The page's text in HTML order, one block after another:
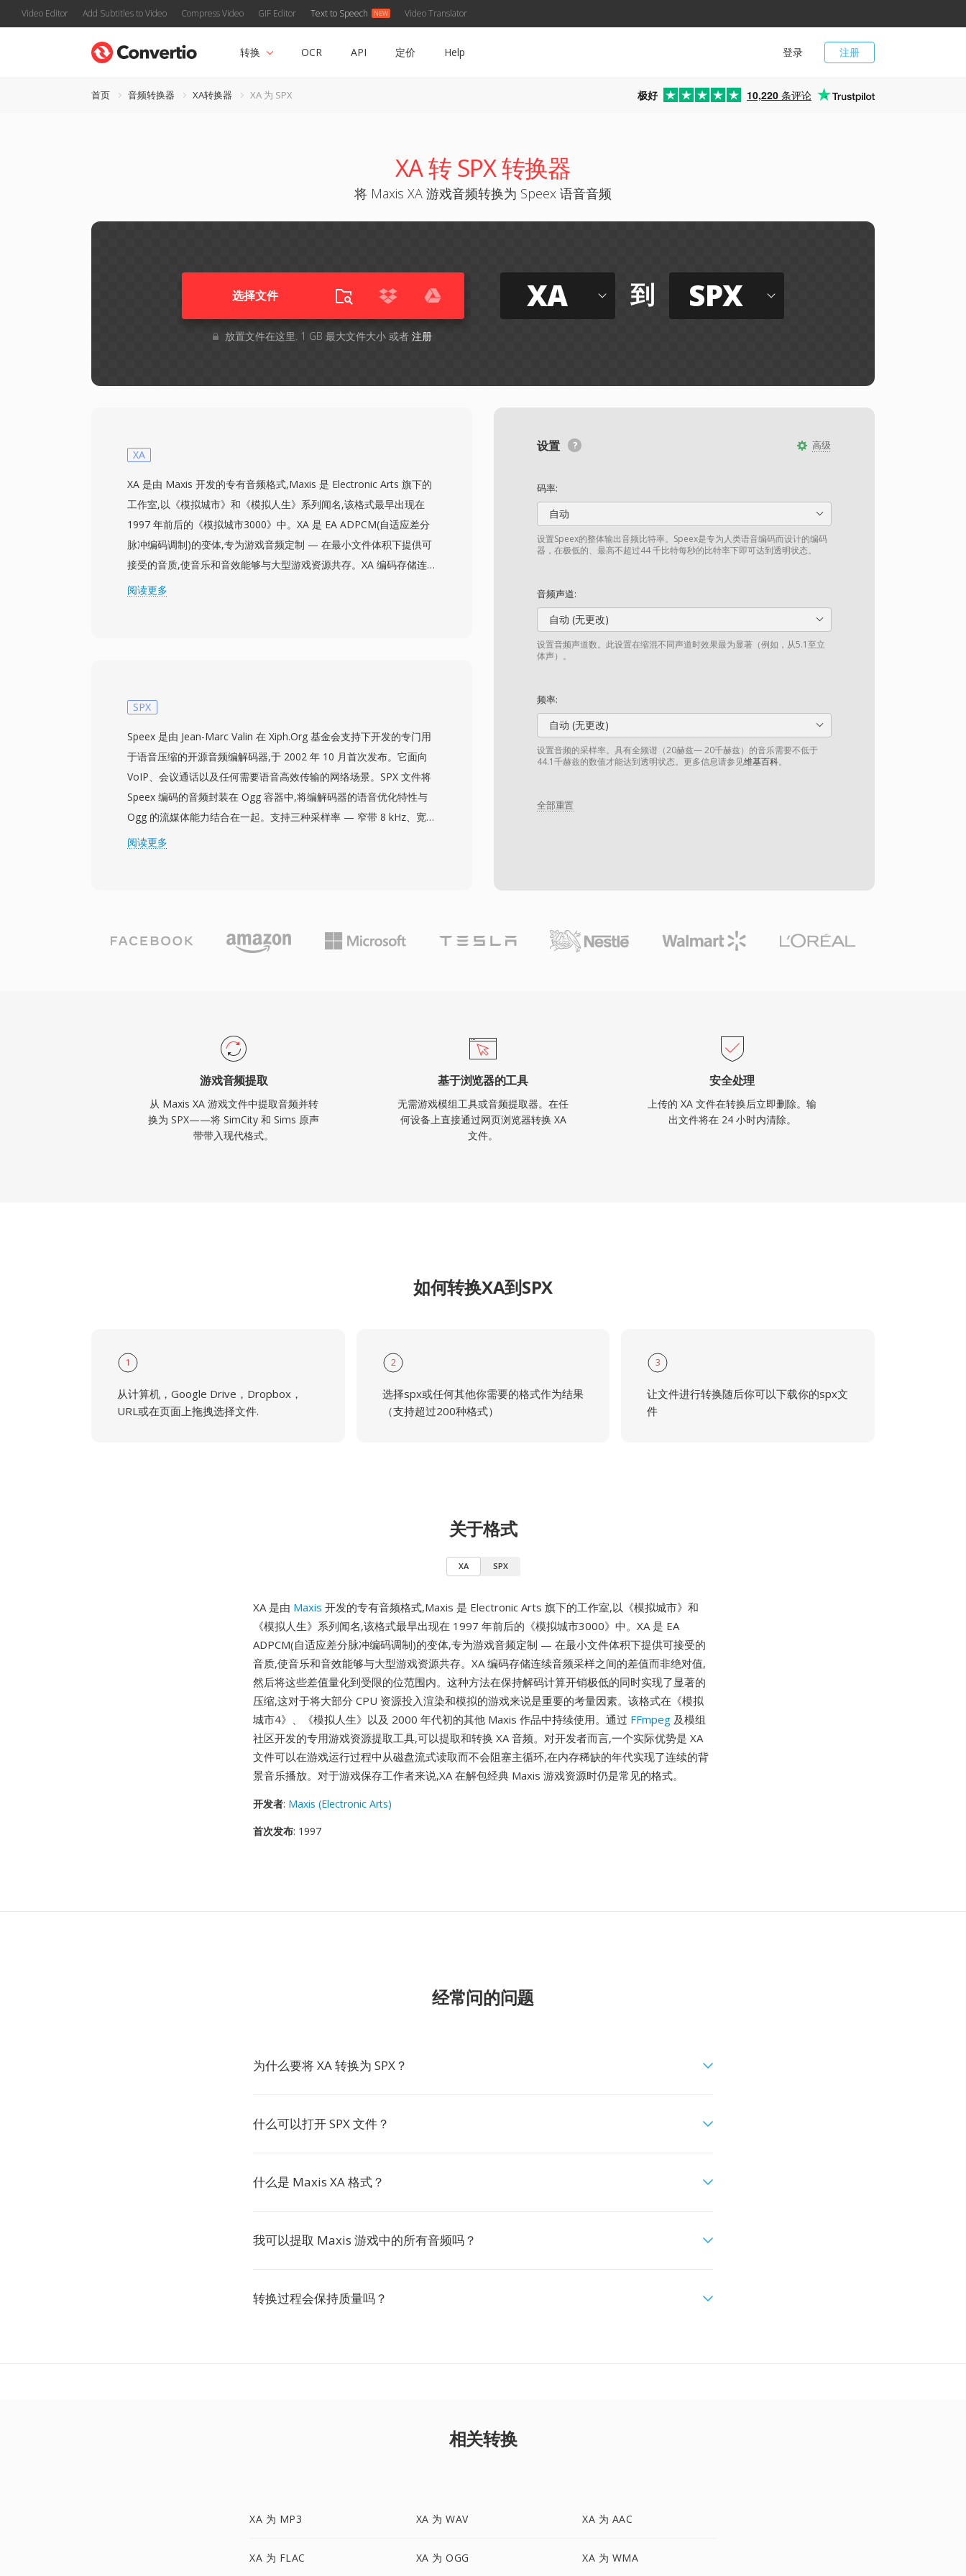
Video Editor Add Subtitles to Video Compress Video GIF Editor Text to Speech Video Translator
注册
登录
转换 OCR API 定价 Help
首页 音频转换器 XA转换器 XA 为 SPX 极好 10,220 条评论
XA 转 SPX 转换器
将 Maxis XA 游戏音频转换为 Speex 语音音频
选择文件
放置文件在这里. 1 GB 最大文件大小 或者 注册
XA 到 SPX
高级
设置
码率:
自动
设置Speex的整体输出音频比特率。Speex是专为人类语音编码而设计的编码
器，在极低的、最高不超过44 千比特每秒的比特率下即可达到透明状态。
音频声道:
自动 (无更改)
设置音频声道数。此设置在缩混不同声道时效果最为显著（例如，从5.1至立
体声）。
频率:
自动 (无更改)
设置音频的采样率。具有全频谱（20赫兹— 20千赫兹）的音乐需要不低于
44.1千赫兹的数值才能达到透明状态。更多信息请参见维基百科。
全部重置
XA
XA 是由 Maxis 开发的专有音频格式,Maxis 是 Electronic Arts 旗下的
工作室,以《模拟城市》和《模拟人生》系列闻名,该格式最早出现在
1997 年前后的《模拟城市3000》中。XA 是 EA ADPCM(自适应差分
脉冲编码调制)的变体,专为游戏音频定制 — 在最小文件体积下提供可
接受的音质,使音乐和音效能够与大型游戏资源共存。XA 编码存储连
续音频采样之间的差值而非绝对值,然后将这些差值量化到受限的位范
XA 文件可以在游戏运行过程中从磁盘流式读取而不会阻塞主循环,在
说,XA 在解包经典 Maxis 游戏资源时仍是常见的格式。
阅读更多
SPX
Speex 是由 Jean-Marc Valin 在 Xiph.Org 基金会支持下开发的专门用
于语音压缩的开源音频编解码器,于 2002 年 10 月首次发布。它面向
VoIP、会议通话以及任何需要语音高效传输的网络场景。SPX 文件将
Speex 编码的音频封装在 Ogg 容器中,将编解码器的语音优化特性与
Ogg 的流媒体能力结合在一起。支持三种采样率 — 窄带 8 kHz、宽带
16 kHz 和超宽带 32 kHz — 以及可根据语音复杂度实时调整的可变比
为后继者,但 Speex 仍在旧版 VoIP 系统、存档录音和嵌入式设备中广
泛使用,其轻量级的解码器占用空间在这些场景中仍然很有价值。
阅读更多
游戏音频提取
从 Maxis XA 游戏文件中提取音频并转
换为 SPX——将 SimCity 和 Sims 原声
带带入现代格式。
基于浏览器的工具
无需游戏模组工具或音频提取器。在任
何设备上直接通过网页浏览器转换 XA
文件。
安全处理
上传的 XA 文件在转换后立即删除。输
出文件将在 24 小时内清除。
如何转换XA到SPX
1
从计算机，Google Drive，Dropbox，
URL或在页面上拖拽选择文件.
2
选择spx或任何其他你需要的格式作为结果
（支持超过200种格式）
3
让文件进行转换随后你可以下载你的spx文
件
关于格式
XA SPX
XA 是由 Maxis 开发的专有音频格式,Maxis 是 Electronic Arts 旗下的工作室,以《模拟城市》和
《模拟人生》系列闻名,该格式最早出现在 1997 年前后的《模拟城市3000》中。XA 是 EA
ADPCM(自适应差分脉冲编码调制)的变体,专为游戏音频定制 — 在最小文件体积下提供可接受的
音质,使音乐和音效能够与大型游戏资源共存。XA 编码存储连续音频采样之间的差值而非绝对值,
然后将这些差值量化到受限的位范围内。这种方法在保持解码计算开销极低的同时实现了显著的
压缩,这对于将大部分 CPU 资源投入渲染和模拟的游戏来说是重要的考量因素。该格式在《模拟
城市4》、《模拟人生》以及 2000 年代初的其他 Maxis 作品中持续使用。通过 FFmpeg 及模组
社区开发的专用游戏资源提取工具,可以提取和转换 XA 音频。对开发者而言,一个实际优势是 XA
文件可以在游戏运行过程中从磁盘流式读取而不会阻塞主循环,在内存稀缺的年代实现了连续的背
景音乐播放。对于游戏保存工作者来说,XA 在解包经典 Maxis 游戏资源时仍是常见的格式。
开发者: Maxis (Electronic Arts)
首次发布: 1997
经常问的问题
为什么要将 XA 转换为 SPX？
什么可以打开 SPX 文件？
什么是 Maxis XA 格式？
我可以提取 Maxis 游戏中的所有音频吗？
转换过程会保持质量吗？
相关转换
XA 为 MP3 XA 为 WAV XA 为 AAC
XA 为 FLAC XA 为 OGG XA 为 WMA